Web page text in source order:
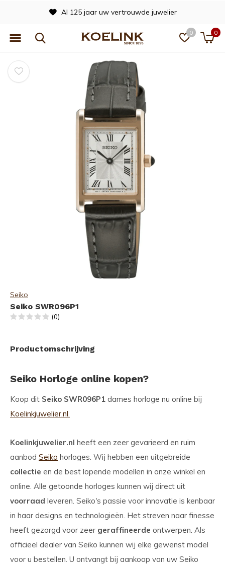
0 0
Al 125 jaar uw vertrouwde juwelier
Seiko
Seiko SWR096P1
(0)
Productomschrijving
Seiko Horloge online kopen?
Koop dit Seiko SWR096P1 dames horloge nu online bij
Koelinkjuwelier.nl.
Koelinkjuwelier.nl heeft een zeer gevarieerd en ruim
aanbod Seiko horloges. Wij hebben een uitgebreide
collectie en de best lopende modellen in onze winkel en
online. Alle getoonde horloges kunnen wij direct uit
voorraad leveren. Seiko's passie voor innovatie is kenbaar
in haar designs en technologieën. Het streven naar finesse
heeft gezorgd voor zeer geraffineerde ontwerpen. Als
officieel dealer van Seiko kunnen wij elke gewenst model
voor u bestellen. U ontvangt bij aankoop van uw Seiko